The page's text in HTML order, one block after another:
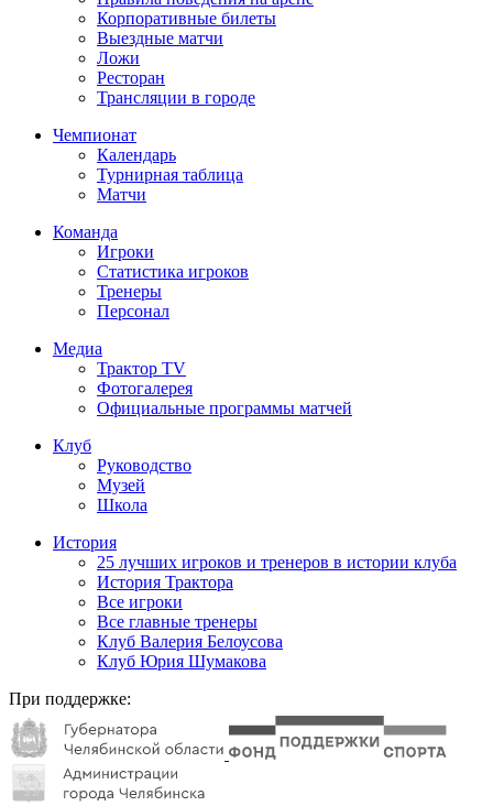
Корпоративные билеты
Выездные матчи
Ложи
Ресторан
Трансляции в городе
Чемпионат
Календарь
Турнирная таблица
Матчи
Команда
Игроки
Статистика игроков
Тренеры
Персонал
Медиа
Трактор TV
Фотогалерея
Официальные программы матчей
Клуб
Руководство
Музей
Школа
История
25 лучших игроков и тренеров в истории клуба
История Трактора
Все игроки
Все главные тренеры
Клуб Валерия Белоусова
Клуб Юрия Шумакова
При поддержке: